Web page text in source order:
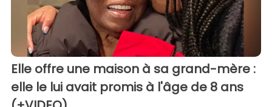
Elle offre une maison à sa grand-mère :
elle le lui avait promis à l'âge de 8 ans